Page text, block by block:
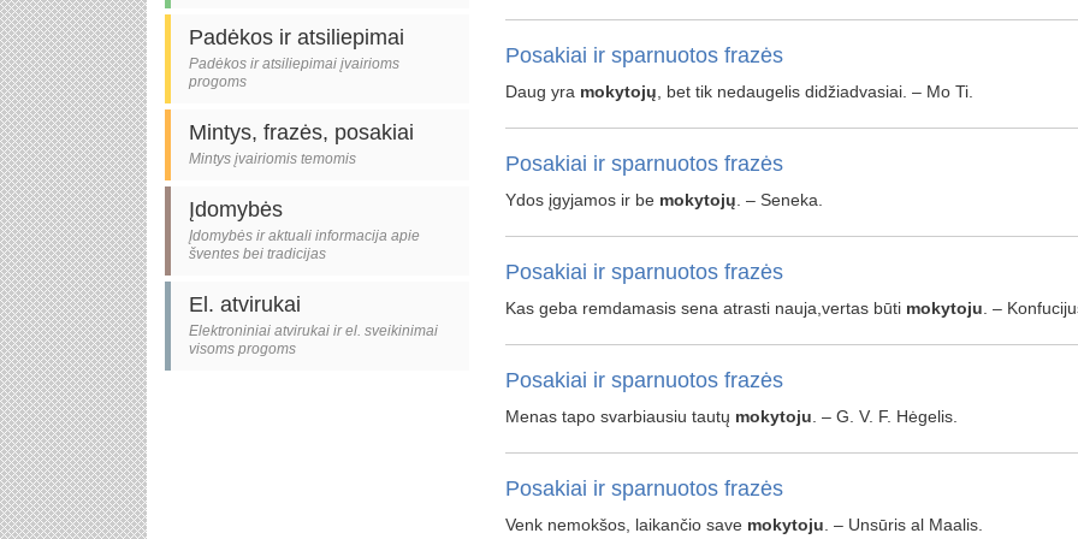
Padėkos ir atsiliepimai
Padėkos ir atsiliepimai įvairioms
progoms
Mintys, frazės, posakiai
Mintys įvairiomis temomis
Įdomybės
Įdomybės ir aktuali informacija apie
šventes bei tradicijas
El. atvirukai
Elektroniniai atvirukai ir el. sveikinimai
visoms progoms
Posakiai ir sparnuotos frazės
Daug yra mokytojų , bet tik nedaugelis didžiadvasiai. – Mo Ti.
Posakiai ir sparnuotos frazės
Ydos įgyjamos ir be mokytojų . – Seneka.
Posakiai ir sparnuotos frazės
Kas geba remdamasis sena atrasti nauja,vertas būti mokytoju . –
Posakiai ir sparnuotos frazės
Menas tapo svarbiausiu tautų mokytoju . – G. V. F. Hėgelis.
Posakiai ir sparnuotos frazės
Venk nemokšos, laikančio save mokytoju . – Unsūris al Maalis.